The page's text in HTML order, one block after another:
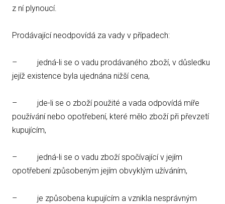
z ní plynoucí.
Prodávající neodpovídá za vady v případech:
– jedná-li se o vadu prodávaného zboží, v důsledku
jejíž existence byla ujednána nižší cena,
– jde-li se o zboží použité a vada odpovídá míře
používání nebo opotřebení, které mělo zboží při převzetí
kupujícím,
– jedná-li se o vadu zboží spočívající v jejím
opotřebení způsobeným jejím obvyklým užíváním,
– je způsobena kupujícím a vznikla nesprávným